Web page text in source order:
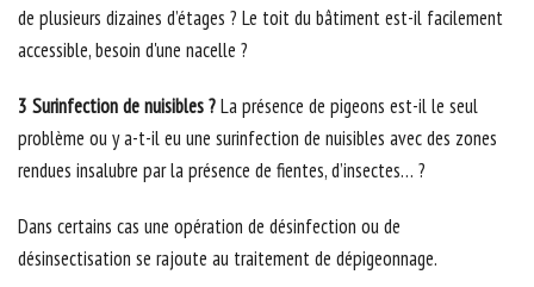
de plusieurs dizaines d’étages ? Le toit du bâtiment est-il facilement
accessible, besoin d'une nacelle ?
3 Surinfection de nuisibles ?La présence de pigeons est-il le seul
problème ou y a-t-il eu une surinfection de nuisibles avec des zones
rendues insalubre par la présence de fientes, d’insectes… ?
Dans certains cas une opération de désinfection ou de
désinsectisation se rajoute au traitement de dépigeonnage.